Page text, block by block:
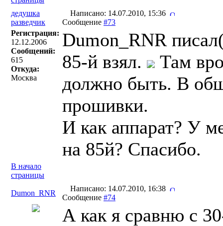
дедушка
разведчик
Написано: 14.07.2010, 15:36
Сообщение #73
Регистрация:
12.12.2006
Сообщений:
615
Откуда:
Москва
Dumon_RNR
85-й взял.
Там
должно быть. В
прошивки.
И как аппарат? У
на 85й? Спасибо.
В начало
страницы
Dumon_RNR
Написано: 14.07.2010, 16:38
Сообщение #74
А как я сравню с